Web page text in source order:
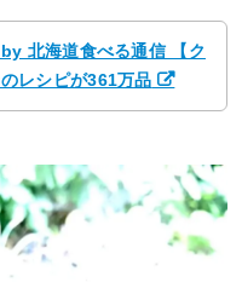
北海道食べる通信 【ク
レシピが361万品